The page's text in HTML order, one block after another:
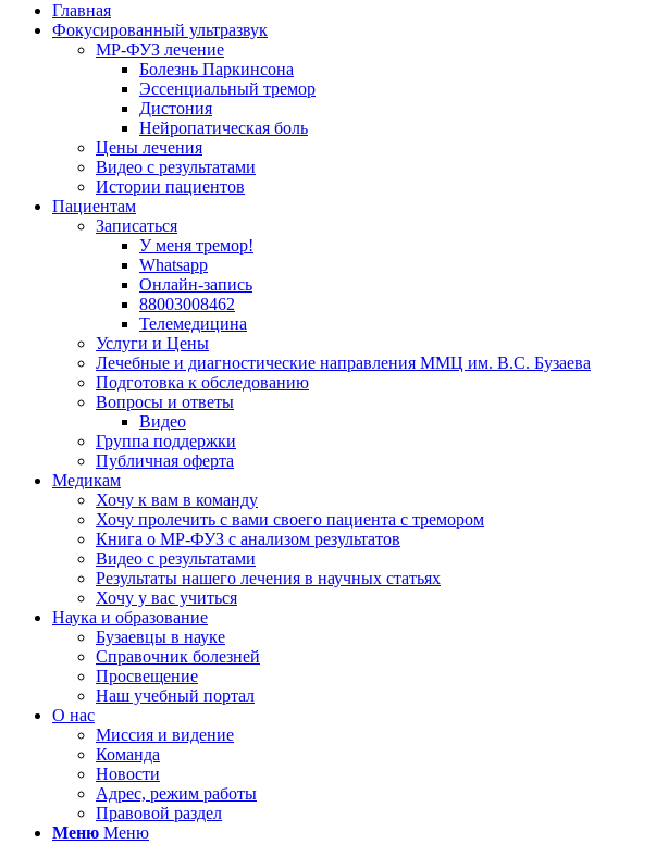
Главная
Фокусированный ультразвук
МР-ФУЗ лечение
Болезнь Паркинсона
Эссенциальный тремор
Дистония
Нейропатическая боль
Цены лечения
Видео с результатами
Истории пациентов
Пациентам
Записаться
У меня тремор!
Whatsapp
Онлайн-запись
88003008462
Телемедицина
Услуги и Цены
Лечебные и диагностические направления ММЦ им. В.С. Бузаева
Подготовка к обследованию
Вопросы и ответы
Видео
Группа поддержки
Публичная оферта
Медикам
Хочу к вам в команду
Хочу пролечить с вами своего пациента с тремором
Книга о МР-ФУЗ с aнализом результатов
Видео с результатами
Результаты нашего лечения в научных статьях
Хочу у вас учиться
Наука и образование
Бузаевцы в науке
Справочник болезней
Просвещение
Наш учебный портал
О нас
Миссия и видение
Команда
Новости
Адрес, режим работы
Правовой раздел
Меню Меню